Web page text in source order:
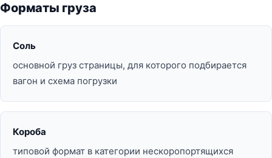
Форматы груза
Соль
основной груз страницы, для которого подбирается
вагон и схема погрузки
Короба
типовой формат в категории нескоропортящихся